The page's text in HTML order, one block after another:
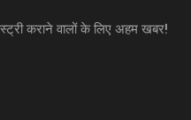
कराने वालों के लिए अहम खबर!